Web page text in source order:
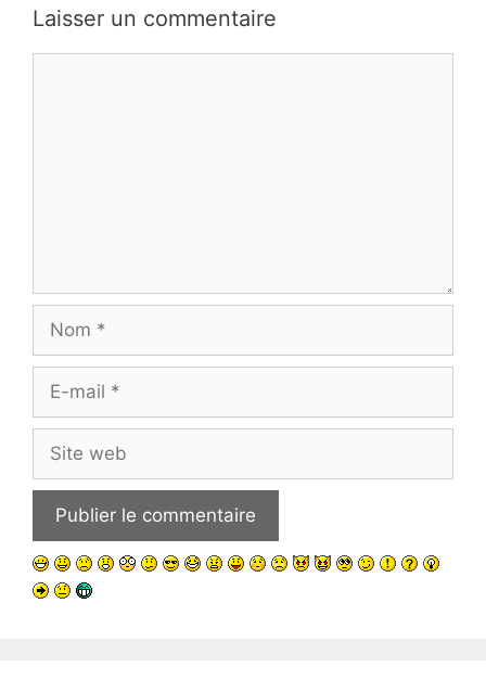
Laisser un commentaire
mail
web